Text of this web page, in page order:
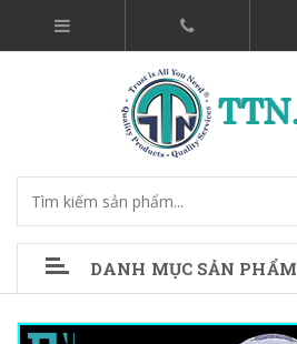
DANH MỤC SẢN PHẨM